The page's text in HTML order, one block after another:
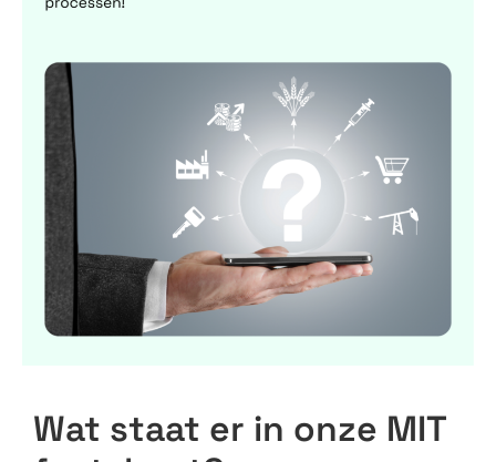
Wat staat er in onze MIT